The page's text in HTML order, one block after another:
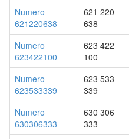
Numero
621220638
621 220
638
Numero
623422100
623 422
100
Numero
623533339
623 533
339
Numero
630306333
630 306
333